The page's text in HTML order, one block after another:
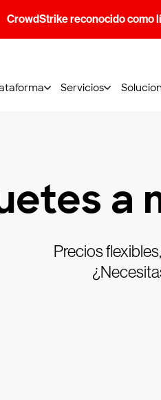
CrowdStrike reconocido como
Servicios
a
Precios